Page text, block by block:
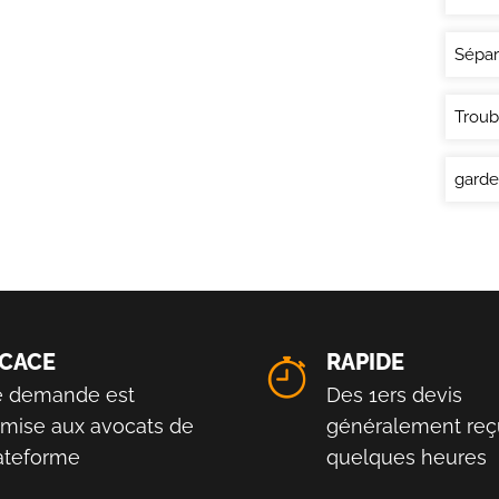
demande est
aux avocats de
RAPIDE
Des 1ers devis
généralement
quelques heures